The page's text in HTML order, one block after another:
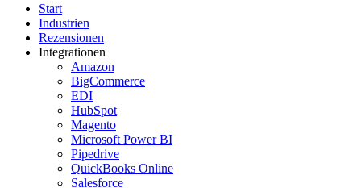
Start
Industrien
Rezensionen
Integrationen
Amazon
BigCommerce
EDI
HubSpot
Magento
Microsoft Power BI
Pipedrive
QuickBooks Online
Salesforce